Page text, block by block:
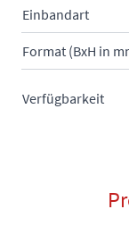
Einbandart
Format (BxH in
Verfügbarkeit